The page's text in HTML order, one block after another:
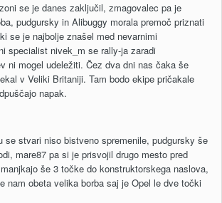
se je danes zaključil, zmagovalec pa je
pudgursky in Alibuggy morala premoč priznati
se je najbolje znašel med nevarnimi
specialist nivek_m se rally-ja zaradi
ni mogel udeležiti. Čez dva dni nas čaka še
v Veliki Britaniji. Tam bodo ekipe pričakale
napak.
se stvari niso bistveno spremenile, pudgursky še
mare87 pa si je prisvojil drugo mesto pred
še 3 točke do konstruktorskega naslova,
nam obeta velika borba saj je Opel le dve točki